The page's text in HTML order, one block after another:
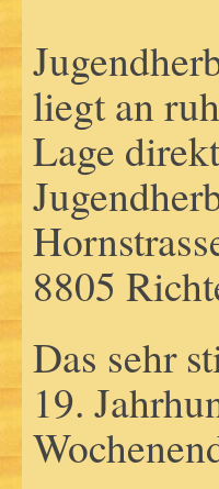
liegt an
Lage
8805
Das sehr
19.